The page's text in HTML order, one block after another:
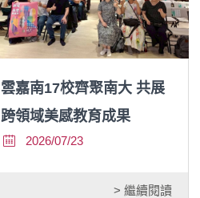
雲嘉南17校齊聚南大 共展
跨領域美感教育成果
2026/07/23
> 繼續閱讀